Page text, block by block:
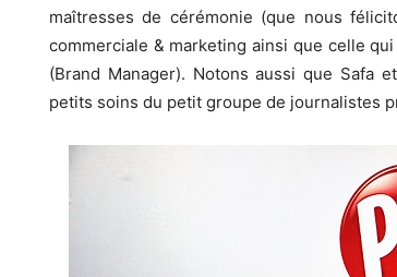
maîtresses de cérémonie (que nous
commerciale & marketing ainsi que celle
(Brand Manager). Notons aussi que Safa
petits soins du petit groupe de journalistes